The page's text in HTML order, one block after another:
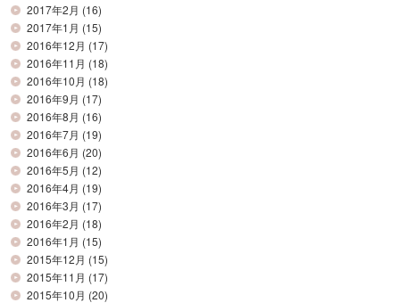
2017年2月 (16)
2017年1月 (15)
2016年12月 (17)
2016年11月 (18)
2016年10月 (18)
2016年9月 (17)
2016年8月 (16)
2016年7月 (19)
2016年6月 (20)
2016年5月 (12)
2016年4月 (19)
2016年3月 (17)
2016年2月 (18)
2016年1月 (15)
2015年12月 (15)
2015年11月 (17)
2015年10月 (20)